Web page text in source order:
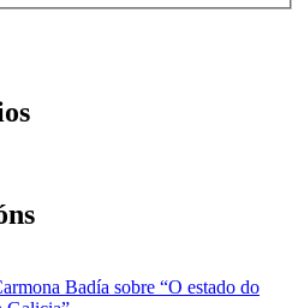
Badía sobre “O estado do